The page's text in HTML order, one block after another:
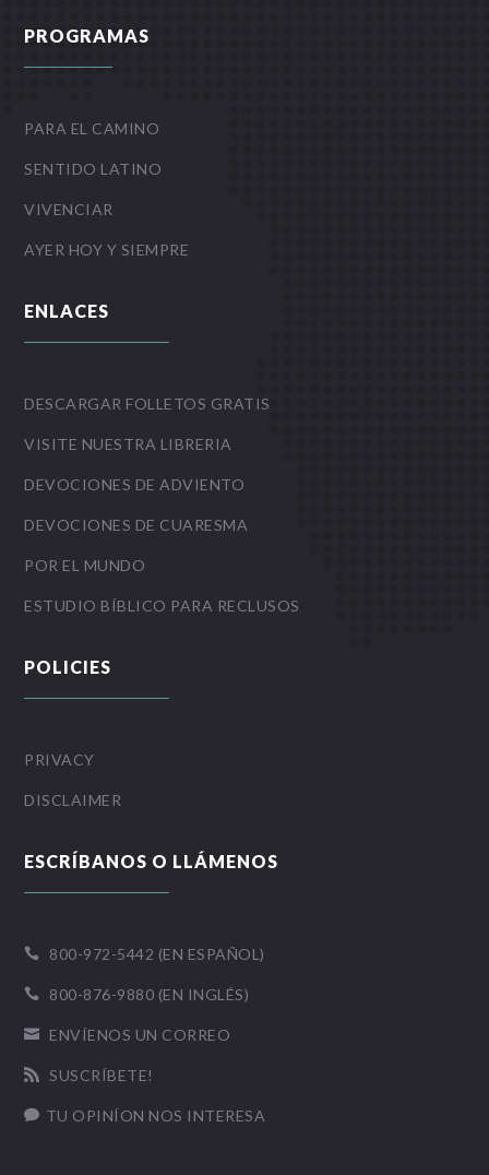
PROGRAMAS
PARA EL CAMINO
SENTIDO LATINO
VIVENCIAR
AYER HOY Y SIEMPRE
ENLACES
DESCARGAR FOLLETOS GRATIS
VISITE NUESTRA LIBRERIA
DEVOCIONES DE ADVIENTO
DEVOCIONES DE CUARESMA
POR EL MUNDO
ESTUDIO BÍBLICO PARA RECLUSOS
POLICIES
PRIVACY
DISCLAIMER
ESCRÍBANOS O LLÁMENOS
 800-972-5442 (EN ESPAÑOL)
 800-876-9880 (EN INGLÉS)
 ENVÍENOS UN CORREO
 SUSCRÍBETE!
 TU OPINÍON NOS INTERESA